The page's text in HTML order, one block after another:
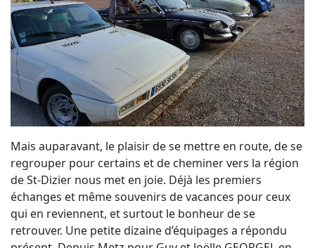
Mais auparavant, le plaisir de se mettre en route, de se
regrouper pour certains et de cheminer vers la région
de St-Dizier nous met en joie. Déjà les premiers
échanges et même souvenirs de vacances pour ceux
qui en reviennent, et surtout le bonheur de se
retrouver. Une petite dizaine d’équipages a répondu